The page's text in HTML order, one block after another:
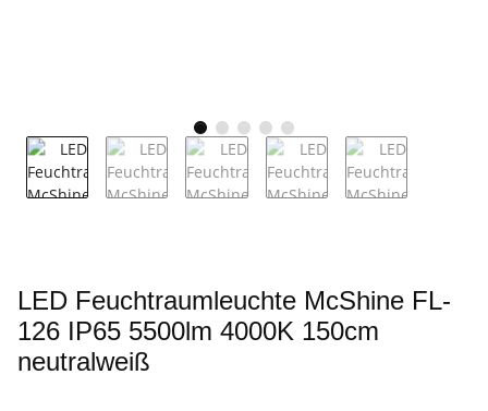
LED Feuchtraumleuchte McShine FL-
126 IP65 5500lm 4000K 150cm
neutralweiß